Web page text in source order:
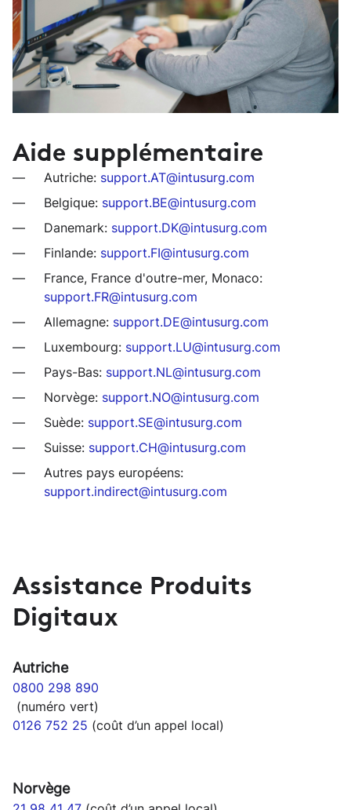
Aide supplémentaire
Autriche: support.AT@intusurg.com
Belgique: support.BE@intusurg.com
Danemark: support.DK@intusurg.com
Finlande: support.FI@intusurg.com
France, France d'outre-mer, Monaco:
support.FR@intusurg.com
Allemagne: support.DE@intusurg.com
Luxembourg: support.LU@intusurg.com
Pays-Bas: support.NL@intusurg.com
Norvège: support.NO@intusurg.com
Suède: support.SE@intusurg.com
Suisse: support.CH@intusurg.com
Autres pays européens:
support.indirect@intusurg.com
Assistance Produits
Digitaux
Autriche
0800 298 890
(numéro vert)
0126 752 25 (coût d’un appel local)
Norvège